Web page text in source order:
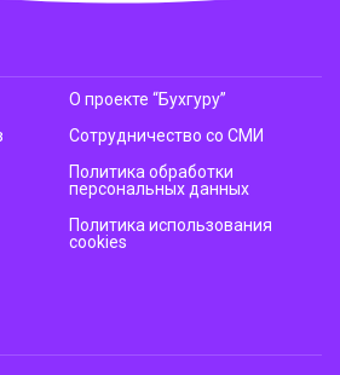
О проекте “Бухгуру”
Сотрудничество со СМИ
Политика обработки
персональных данных
Политика использования
cookies